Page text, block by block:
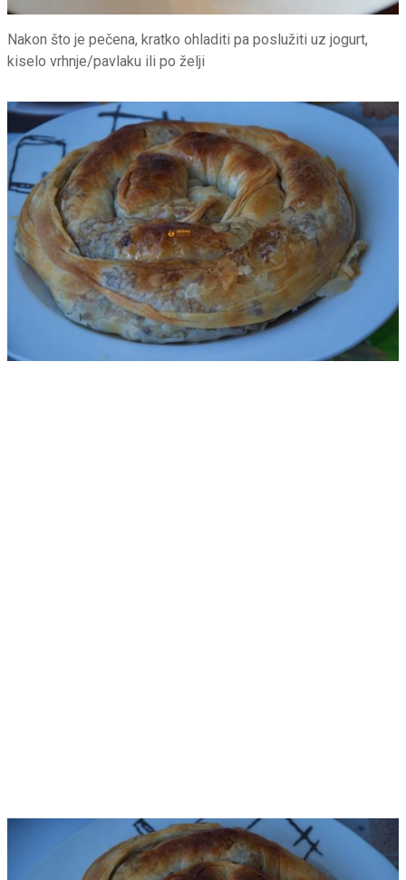
Nakon što je pečena, kratko ohladiti pa poslužiti uz jogurt,
kiselo vrhnje/pavlaku ili po želji